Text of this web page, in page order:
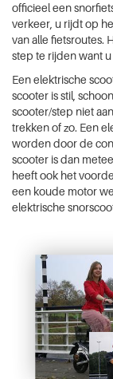
officieel een
verkeer, u rijdt op
van alle fietsroutes.
step te rijden want
Een elektrische
scooter is stil,
scooter/step niet
trekken of zo. Een
worden door de
scooter is dan
heeft ook het
een koude motor
elektrische